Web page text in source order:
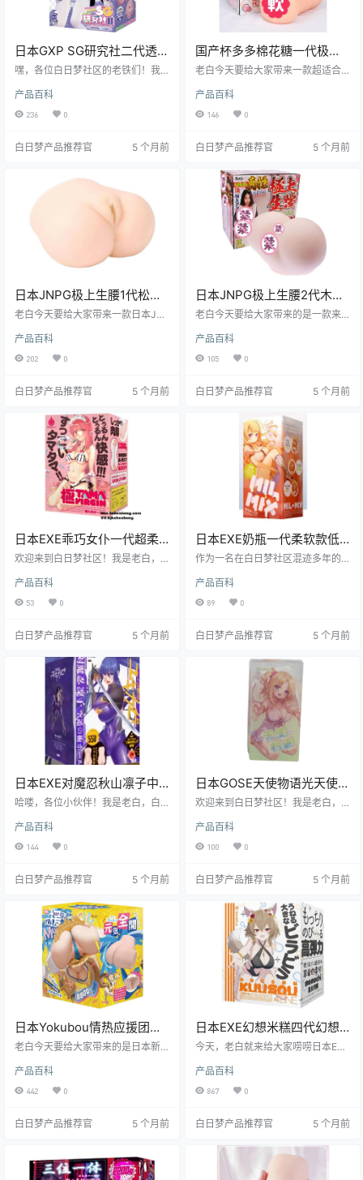
日本GXP SG研究社二代透明
刺激硬款硬质刺激飞机杯测
嘿，各位白日梦社区的老铁们！我
G研究社二代透明刺激硬款飞机杯。
这玩意儿可是让我眼前一亮，接下
你决定到底值不值得入手。
产品百科
236 0
白日梦产品推荐官 5 个月前
国产杯多多棉花糖一代极致
柔软慢玩飞机杯测评报告
老白今天要给大家带来一款超适合
代。这款杯子凭借其极致柔软的触
感和超高的性价比，成为了众多新
糖的奥秘。
产品百科
146 0
白日梦产品推荐官 5 个月前
日本JNPG极上生腰1代松本
一香飞机杯测评报告
老白今天要给大家带来一款日本JN
松本一香飞机杯的测评。这款产品
以其逼真的设计和独特的体验，受
个方面。
产品百科
202 0
白日梦产品推荐官 5 个月前
日本JNPG极上生腰2代木下
和津实仿真设计飞机杯测评
老白今天要给大家带来的是一款来
生腰2代-木下和津实。这款飞机杯
以其独特的设计和出色的体验，一
下这款产品吧。
产品百科
105 0
白日梦产品推荐官 5 个月前
日本EXE乖巧女仆一代超柔
软体验飞机杯测评报告
欢迎来到白日梦社区！我是老白，
一代” 飞机杯。这款杯子以其独特的
设计和柔软的材质，吸引了众多绅
景、适用人群、优缺点总结以及购
产品百科
53 0
白日梦产品推荐官 5 个月前
日本EXE奶瓶一代柔软款低
刺激慢玩飞机杯测评报告
作为一名在白日梦社区混迹多年的
款经典飞机杯的测评——日本EXE品
牌的奶瓶一代柔软款。这款飞机杯
和宿舍党来说，简直是福音。接下
机杯的各项特点和使用体验吧。
产品百科
89 0
白日梦产品推荐官 5 个月前
日本EXE对魔忍秋山凛子中
刺激胸型口交飞机杯测评报
哈喽，各位小伙伴！我是老白，白
可是我的拿手好戏。今天，咱们就
来好好唠唠这款日本EXE品牌的对魔
忍-秋山凛子中刺激胸型口交飞机
中等刺激度，吸引了众多玩家的目
家详细剖析这款产品，希望能为你
的选择提供有价值的参考。
产品百科
144 0
白日梦产品推荐官 5 个月前
日本GOSE天使物语光天使便
携式飞机杯测评报告
欢迎来到白日梦社区！我是老白，
师。今天咱们就来聊聊GOSE的天使
物语光天使飞机杯。这款飞机杯以
其独特的设计和便携性，受到了不
个维度为大家详细测评这款产品，
产品百科
100 0
白日梦产品推荐官 5 个月前
日本Yokubou情热应援团
MAX真实柔韧轻便小臀飞机
老白今天要给大家带来的是日本新
应援团MAX飞机杯的测评。这款产
品以其独特的设计和出色的使用体
验，吸引了众多二次元文化男性爱
就让我们一起深入了解这款飞机杯
产品百科
442 0
白日梦产品推荐官 5 个月前
日本EXE幻想米糕四代幻想
狐娘（巫女白瓷）超柔软慢
今天，老白就来给大家唠唠日本EXE
女白瓷）飞机杯。这款飞机杯以其
独特的超柔软材质和二次元巫女白
瓷形象设计，在众多飞机杯中脱颖
接着往下看。
产品百科
867 0
白日梦产品推荐官 5 个月前